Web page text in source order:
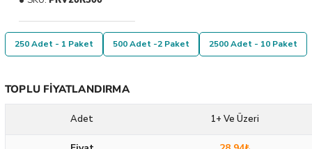
250 Adet - 1 Paket 500 Adet -2 Paket 2500 Adet - 10 Paket
TOPLU FIYATLANDIRMA
Adet 1+ Ve Üzeri